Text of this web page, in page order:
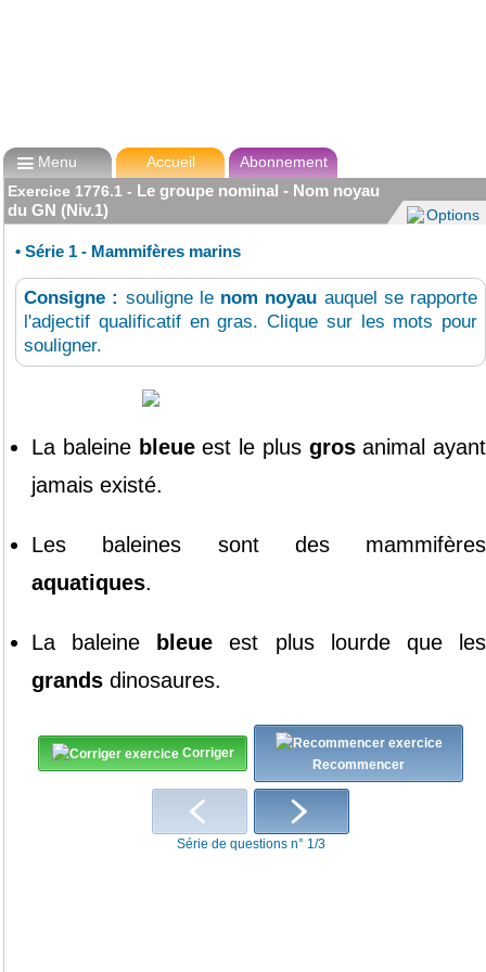
Menu Accueil
Abonnement
Exercice 1776.1 - Le groupe nominal - Nom noyau
du GN (Niv.1)
Options
• Série 1 - Mammifères marins
Consigne : souligne le nom noyau auquel se rapporte
l'adjectif qualificatif en gras. Clique sur les mots pour
souligner.
La baleine bleue est le plus gros animal ayant
jamais existé.
Les baleines sont des
mammifères
aquatiques.
La baleine bleue est plus lourde que
les
grands dinosaures.
Corriger
Recommencer
Série de questions n° 1/3